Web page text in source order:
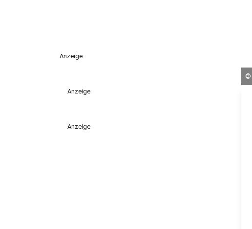
Anzeige
Anzeige
Anzeige
©